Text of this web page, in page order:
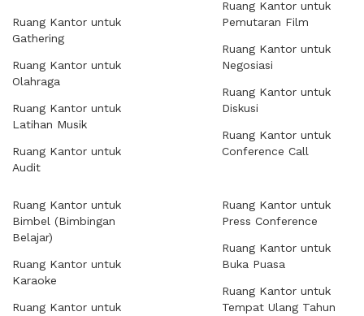
Ruang Kantor untuk
Gathering
Ruang Kantor untuk
Olahraga
Ruang Kantor untuk
Latihan Musik
Ruang Kantor untuk
Audit
Ruang Kantor untuk
Pemutaran Film
Ruang Kantor untuk
Negosiasi
Ruang Kantor untuk
Diskusi
Ruang Kantor untuk
Conference Call
Ruang Kantor untuk
Bimbel (Bimbingan
Belajar)
Ruang Kantor untuk
Karaoke
Ruang Kantor untuk
Ruang Kantor untuk
Press Conference
Ruang Kantor untuk
Buka Puasa
Ruang Kantor untuk
Tempat Ulang Tahun